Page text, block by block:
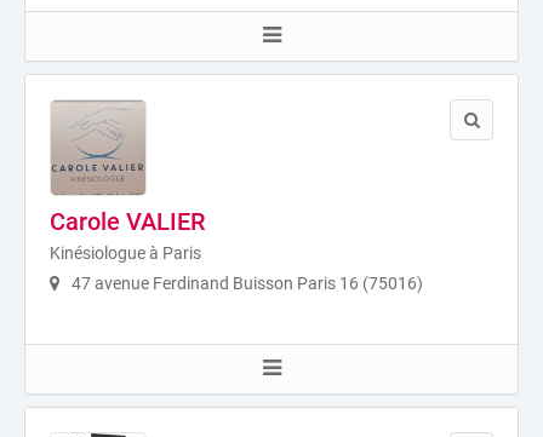
Carole VALIER
Kinésiologue à Paris
47 avenue Ferdinand Buisson Paris 16 (75016)